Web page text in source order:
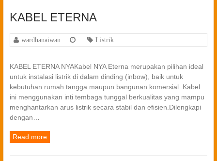
KABEL ETERNA
wardhanaiwan Listrik
KABEL ETERNA NYAKabel NYA Eterna merupakan pilihan ideal
untuk instalasi listrik di dalam dinding (inbow), baik untuk
kebutuhan rumah tangga maupun bangunan komersial. Kabel
ini menggunakan inti tembaga tunggal berkualitas yang mampu
menghantarkan arus listrik secara stabil dan efisien.Dilengkapi
dengan…
Read more